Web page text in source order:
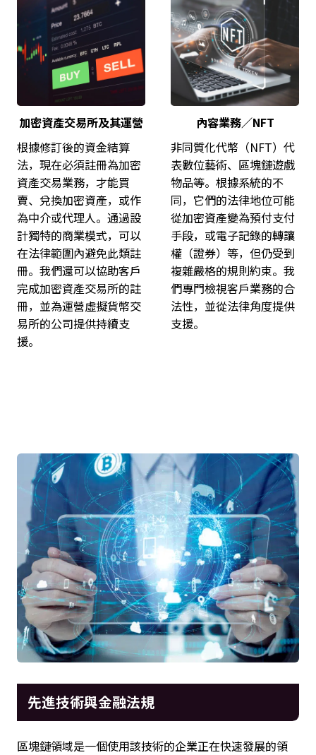
加密資產交易所及其運營
根據修訂後的資金結算
法，現在必須註冊為加密
資產交易業務，才能買
賣、兌換加密資產，或作
為中介或代理人。通過設
計獨特的商業模式，可以
在法律範圍內避免此類註
冊。我們還可以協助客戶
完成加密資產交易所的註
冊，並為運營虛擬貨幣交
易所的公司提供持續支
援。
內容業務／NFT
非同質化代幣（NFT）代
表數位藝術、區塊鏈遊戲
物品等。根據系統的不
同，它們的法律地位可能
從加密資產變為預付支付
手段，或電子記錄的轉讓
權（證券）等，但仍受到
複雜嚴格的規則約束。我
們專門檢視客戶業務的合
法性，並從法律角度提供
支援。
先進技術與金融法規
區塊鏈領域是一個使用該技術的企業正在快速發展的領